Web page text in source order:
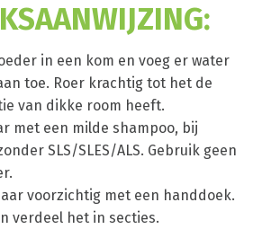
in een kom en voeg er water
toe. Roer krachtig tot het de
van dikke room heeft.
met een milde shampoo, bij
SLS/SLES/ALS. Gebruik geen
voorzichtig met een handdoek.
verdeel het in secties.